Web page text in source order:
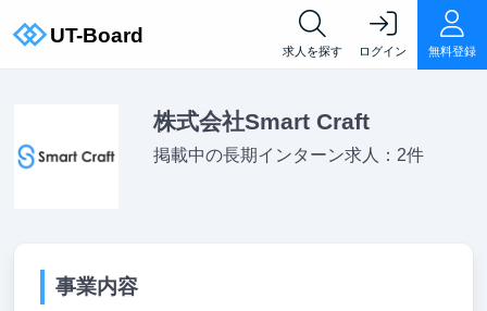
求人を探す ログイン 無料登録
株式会社Smart Craft
掲載中の長期インターン求人：2件
事業内容